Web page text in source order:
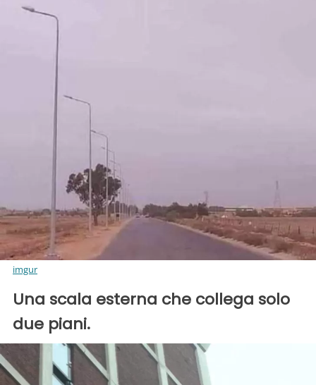
imgur
Una scala esterna che collega solo
due piani.